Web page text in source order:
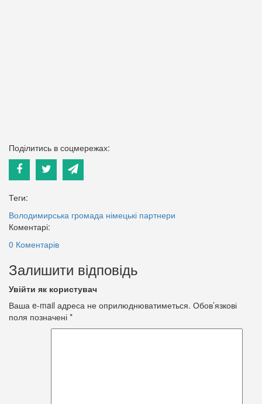
Поділитись в соцмережах:
Теги:
Володимирська громада німецькі партнери
Коментарі:
0 Коментарів
Залишити відповідь
Увійти як користувач
Ваша e-mail адреса не оприлюднюватиметься. Обов’язкові
поля позначені *